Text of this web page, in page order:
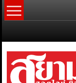
Skip
to